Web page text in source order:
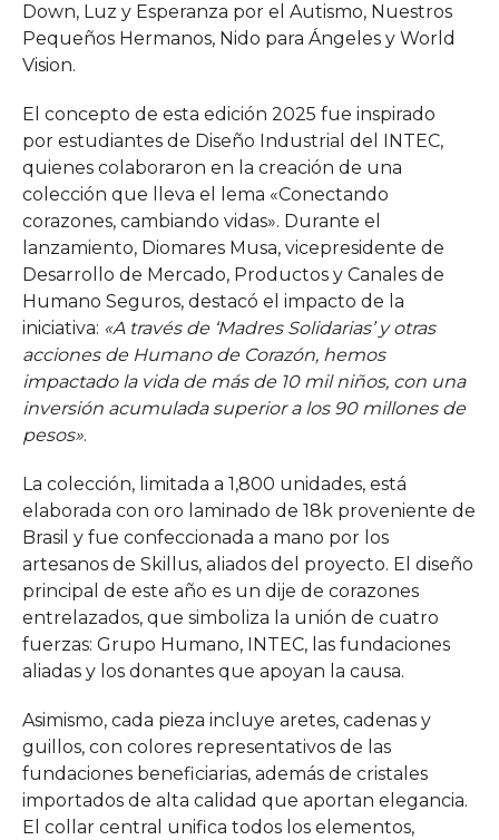
Down, Luz y Esperanza por el Autismo, Nuestros
Pequeños Hermanos, Nido para Ángeles y World
Vision.
El concepto de esta edición 2025 fue inspirado
por estudiantes de Diseño Industrial del INTEC,
quienes colaboraron en la creación de una
colección que lleva el lema «Conectando
corazones, cambiando vidas». Durante el
lanzamiento, Diomares Musa, vicepresidente de
Desarrollo de Mercado, Productos y Canales de
Humano Seguros, destacó el impacto de la
iniciativa: «A través de ‘Madres Solidarias’ y otras
acciones de Humano de Corazón, hemos
impactado la vida de más de 10 mil niños, con una
inversión acumulada superior a los 90 millones de
pesos».
La colección, limitada a 1,800 unidades, está
elaborada con oro laminado de 18k proveniente de
Brasil y fue confeccionada a mano por los
artesanos de Skillus, aliados del proyecto. El diseño
principal de este año es un dije de corazones
entrelazados, que simboliza la unión de cuatro
fuerzas: Grupo Humano, INTEC, las fundaciones
aliadas y los donantes que apoyan la causa.
Asimismo, cada pieza incluye aretes, cadenas y
guillos, con colores representativos de las
fundaciones beneficiarias, además de cristales
importados de alta calidad que aportan elegancia.
El collar central unifica todos los elementos,